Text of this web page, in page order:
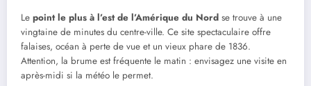
Le point le plus à l’est de l’Amérique du Nord se trouve à une
vingtaine de minutes du centre-ville. Ce site spectaculaire offre
falaises, océan à perte de vue et un vieux phare de 1836.
Attention, la brume est fréquente le matin : envisagez une visite en
après-midi si la météo le permet.